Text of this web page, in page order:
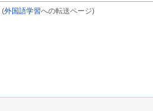
(外国語学習への転送ページ)